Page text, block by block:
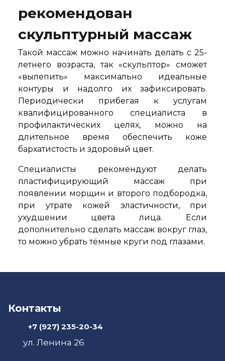
рекомендован
скульптурный массаж
Такой массаж можно начинать делать с 25-
летнего возраста, так «скульптор» сможет
«вылепить» максимально идеальные
контуры и надолго их зафиксировать.
Периодически прибегая к услугам
квалифицированного специалиста в
профилактических целях, можно на
длительное время обеспечить коже
бархатистость и здоровый цвет.
Специалисты рекомендуют делать
пластифицирующий массаж при
появлении морщин и второго подбородка,
при утрате кожей эластичности, при
ухудшении цвета лица. Если
дополнительно сделать массаж вокруг глаз,
то можно убрать тёмные круги под глазами.
Контакты
+7 (927) 235-20-34
ул. Ленина 26